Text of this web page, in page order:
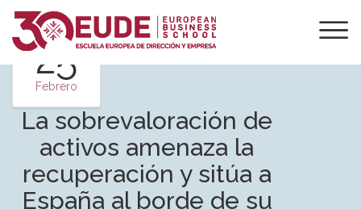
25
Febrero
La sobrevaloración de
activos amenaza la
recuperación y sitúa a
España al borde de su